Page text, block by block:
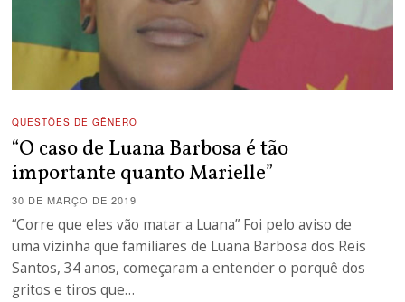
QUESTÕES DE GÊNERO
“O caso de Luana Barbosa é tão
importante quanto Marielle”
30 DE MARÇO DE 2019
“Corre que eles vão matar a Luana” Foi pelo aviso de
uma vizinha que familiares de Luana Barbosa dos Reis
Santos, 34 anos, começaram a entender o porquê dos
gritos e tiros que…